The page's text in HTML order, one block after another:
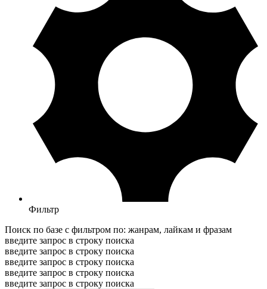
Фильтр
Поиск по базе с фильтром по: жанрам, лайкам и фразам
введите запрос в строку поиска
введите запрос в строку поиска
введите запрос в строку поиска
введите запрос в строку поиска
введите запрос в строку поиска